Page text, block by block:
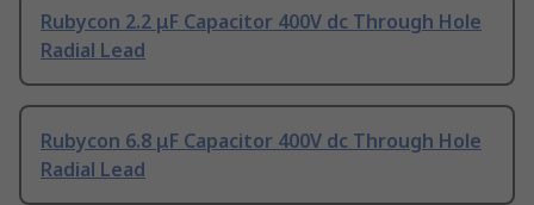
Rubycon 2.2 μF Capacitor 400V dc Through Hole
Radial Lead
Rubycon 6.8 μF Capacitor 400V dc Through Hole
Radial Lead